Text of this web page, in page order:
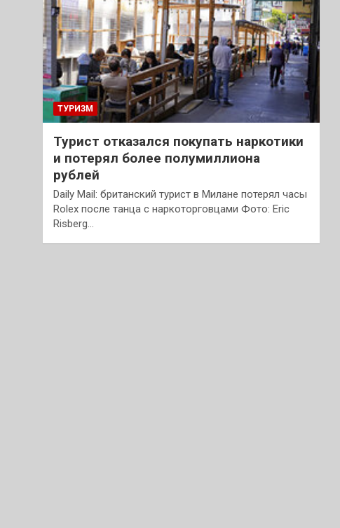
ТУРИЗМ
Турист отказался покупать наркотики
и потерял более полумиллиона
рублей
Daily Mail: британский турист в Милане потерял часы
Rolex после танца с наркоторговцами Фото: Eric
Risberg…